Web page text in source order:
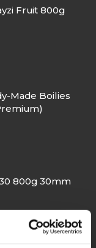
Fruit 800g
Made Boilies
800g 30mm